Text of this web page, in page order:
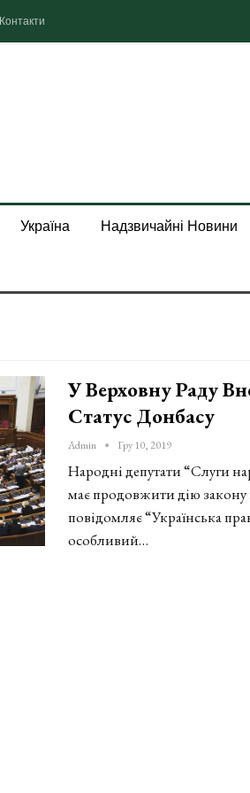
Контакти
Україна Надзвичайні Новини
У Верховну Раду
Статус Донбасу
Admin Гру 10, 2019
Народні депутати “Слуги
має продовжити дію
повідомляє “Українська
особливий…